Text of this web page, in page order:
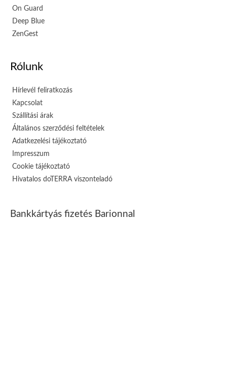
On Guard
Deep Blue
ZenGest
Rólunk
Hírlevél feliratkozás
Kapcsolat
Szállítási árak
Általános szerződési feltételek
Adatkezelési tájékoztató
Impresszum
Cookie tájékoztató
Hivatalos doTERRA viszonteladó
Bankkártyás fizetés Barionnal